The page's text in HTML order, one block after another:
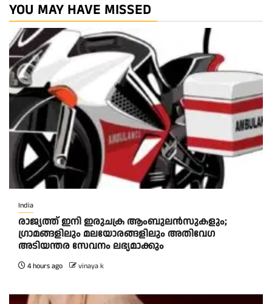
YOU MAY HAVE MISSED
India
രാജ്യത്ത് ഇനി ഇരുചക്ര ആംബുലന്‍സുകളും;
ഗ്രാമങ്ങളിലും മലയോരങ്ങളിലും അതിവേഗ
അടിയന്തര സേവനം ലഭ്യമാക്കും
4 hours ago vinaya k